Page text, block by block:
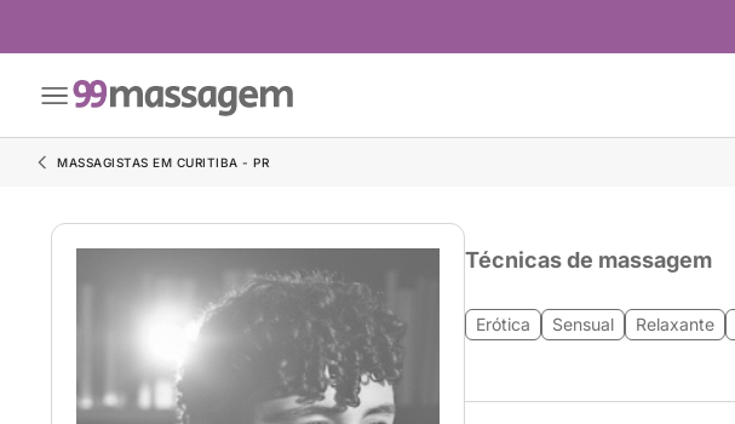
MASSAGISTAS EM CURITIBA - PR
Técnicas de massagem
Erótica Sensual Relaxante